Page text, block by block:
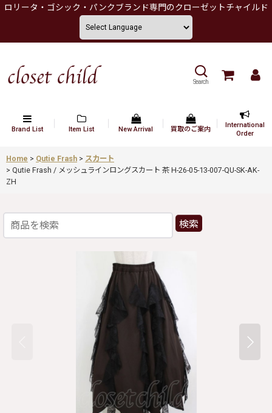
ロリータ・ゴシック・パンクブランド専門のクローゼットチャイルド
Search
Brand List Item List New Arrival 買取のご案内
International
Order
Home > Qutie Frash > スカート
> Qutie Frash / メッシュラインロングスカート 茶 H-26-05-13-007-QU-SK-AK-
ZH
検索